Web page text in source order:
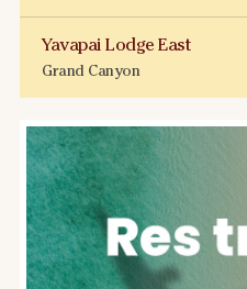
Yavapai Lodge East
Grand Canyon